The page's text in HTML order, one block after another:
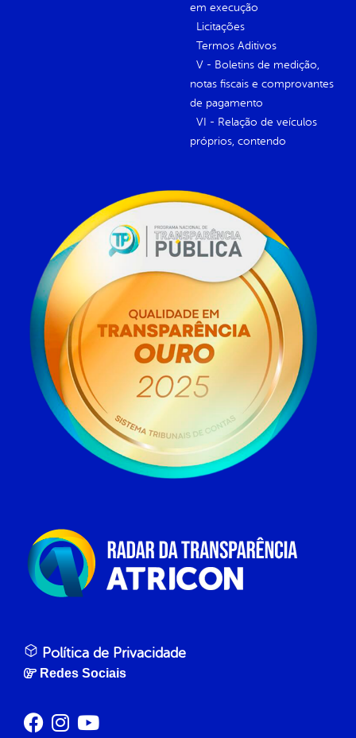
em execução
Licitações
Termos Aditivos
V - Boletins de medição,
notas fiscais e comprovantes
de pagamento
VI - Relação de veículos
próprios, contendo
Política de Privacidade
Redes Sociais